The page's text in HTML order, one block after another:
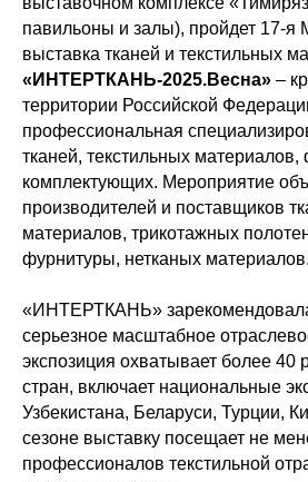
павильоны и залы), пройдет 17-я
выставка тканей и текстильных
«ИНТЕРТКАНЬ-2025.Весна» –
территории Российской
профессиональная
тканей, текстильных
комплектующих. Мероприятие
производителей и поставщиков
материалов, трикотажных
фурнитуры, нетканых материалов.
«ИНТЕРТКАНЬ»
серьезное масштабное
экспозиция охватывает более 40
стран, включает национальные
Узбекистана, Беларуси, Турции,
сезоне выставку посещает не
профессионалов текстильной